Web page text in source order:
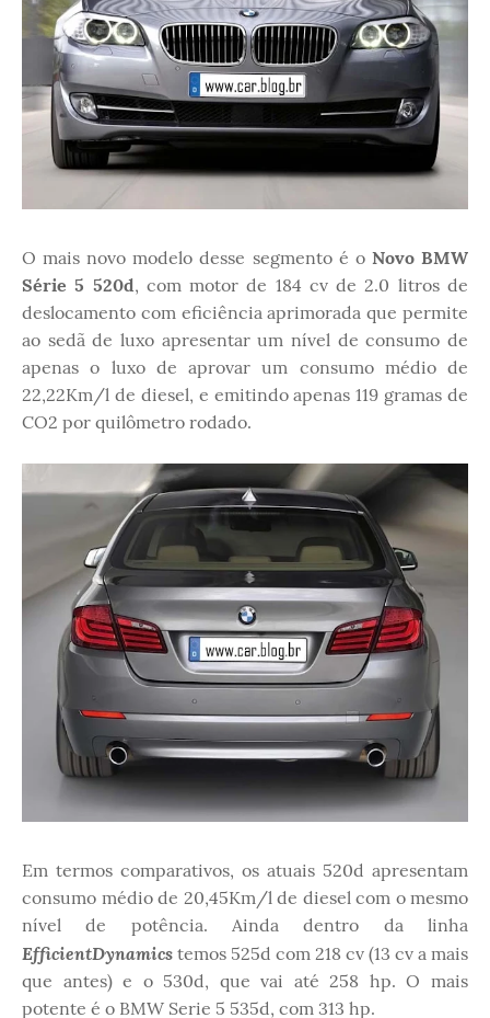
O mais novo modelo desse segmento é o Novo BMW
Série 5 520d, com motor de 184 cv de 2.0 litros de
deslocamento com eficiência aprimorada que permite
ao sedã de luxo apresentar um nível de consumo de
apenas o luxo de aprovar um consumo médio de
22,22Km/l de diesel, e emitindo apenas 119 gramas de
CO2 por quilômetro rodado.
Em termos comparativos, os atuais 520d apresentam
consumo médio de 20,45Km/l de diesel com o mesmo
nível de potência. Ainda dentro da linha
EfficientDynamics temos 525d com 218 cv (13 cv a mais
que antes) e o 530d, que vai até 258 hp. O mais
potente é o BMW Serie 5 535d, com 313 hp.